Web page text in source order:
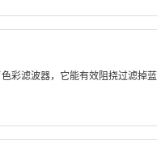
彩滤波器，它能有效阻挠过滤掉蓝